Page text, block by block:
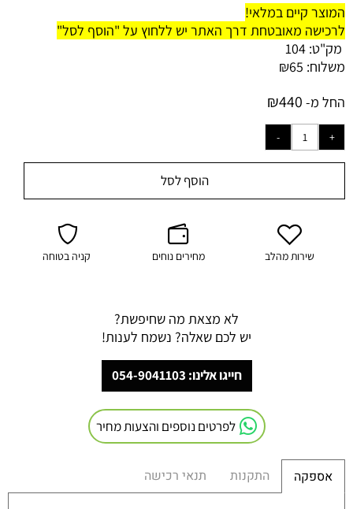
המוצר קיים במלאי!
לרכישה מאובטחת דרך האתר יש ללחוץ על "הוסף לסל"
מק"ט: 104
משלוח:
₪65
החל מ-
₪440
הוסף לסל
שירות מהלב מחירים נוחים קניה בטוחה
לא מצאת מה שחיפשת?
יש לכם שאלה? נשמח לענות!
חייגו אלינו: 054-9041103
לפרטים נוספים והצעות מחיר
אספקה התקנות תנאי רכישה